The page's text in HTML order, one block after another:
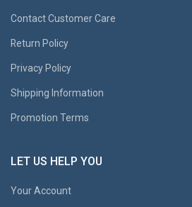
Contact Customer Care
Return Policy
Privacy Policy
Shipping Information
Promotion Terms
LET US HELP YOU
Your Account